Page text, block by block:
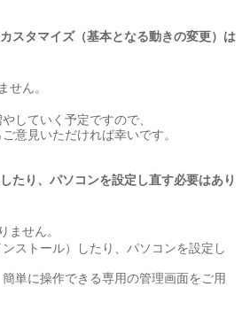
スタマイズ（基本となる動きの変更）は
せん。
していく予定ですので、
意見いただければ幸いです。
たり、パソコンを設定し直す必要はあり
ません。
ストール）したり、パソコンを設定し
単に操作できる専用の管理画面をご用